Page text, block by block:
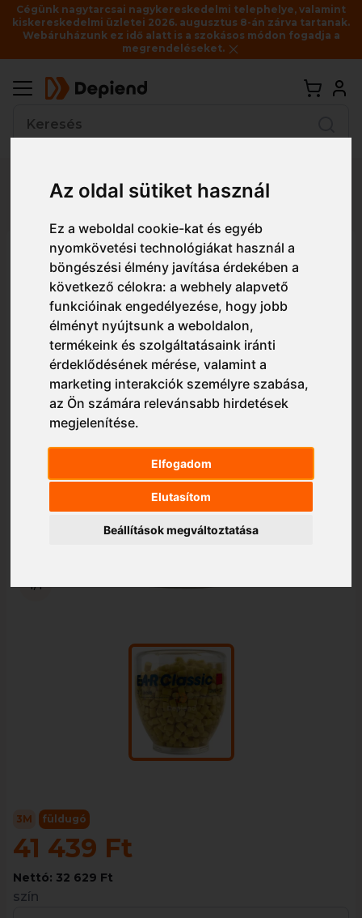
Az oldal sütiket használ
Ez a weboldal cookie-kat és egyéb
nyomkövetési technológiákat használ a
böngészési élmény javítása érdekében a
következő célokra:a webhely alapvető
funkcióinak engedélyezése, hogy jobb
élményt nyújtsunk a weboldalon,
termékeink és szolgáltatásaink iránti
érdeklődésének mérése, valamint a
marketing interakciók személyre szabása,
az Ön számára relevánsabb hirdetések
megjelenítése.
Elfogadom
Elutasítom
Beállítások megváltoztatása
Cégünk nagytarcsai nagykereskedelmi telephelye, valamint
kiskereskedelmi üzletei 2026. augusztus 8-án zárva tartanak.
Webáruházunk ez idő alatt is a szokásos módon fogadja a
megrendeléseket.
Részletes nézet Egyszerű nézet
30150 E.A.R. Classic füldugó
buborék E.A.R. One Touch
füldugó adagolóhoz (500 pár)
1/1
3M füldugó
41 439 Ft
Nettó: 32 629 Ft
szín